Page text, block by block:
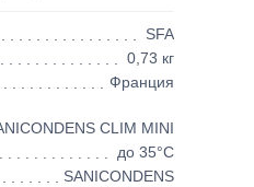
SFA
0,73 кг
Франция
CLIM MINI
до 35°C
SANICONDENS